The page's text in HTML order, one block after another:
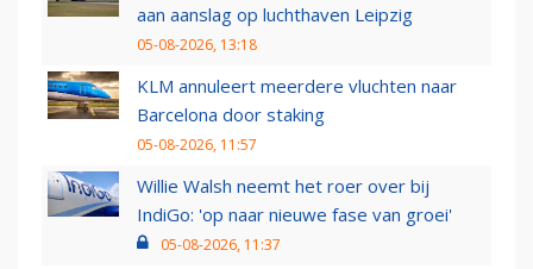
aan aanslag op luchthaven Leipzig
05-08-2026, 13:18
KLM annuleert meerdere vluchten naar
Barcelona door staking
05-08-2026, 11:57
Willie Walsh neemt het roer over bij
IndiGo: 'op naar nieuwe fase van groei'
05-08-2026, 11:37